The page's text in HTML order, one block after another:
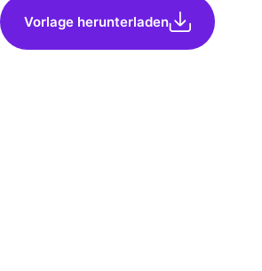
Vorlage herunterladen